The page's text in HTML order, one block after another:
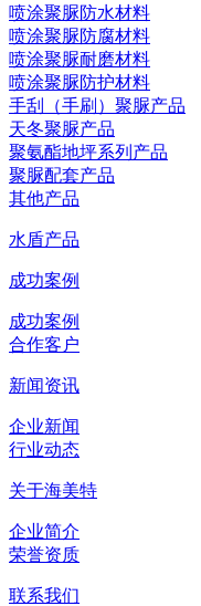
喷涂聚脲防水材料
喷涂聚脲防腐材料
喷涂聚脲耐磨材料
喷涂聚脲防护材料
手刮（手刷）聚脲产品
天冬聚脲产品
聚氨酯地坪系列产品
聚脲配套产品
其他产品
水盾产品
成功案例
成功案例
合作客户
新闻资讯
企业新闻
行业动态
关于海美特
企业简介
荣誉资质
联系我们